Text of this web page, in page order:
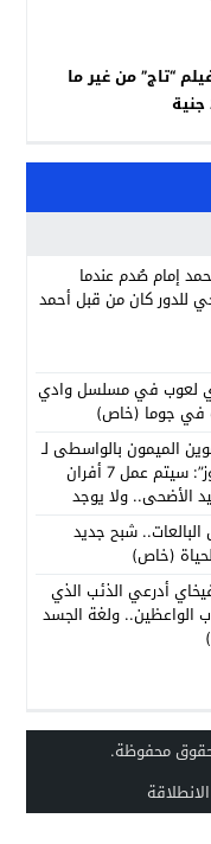
“تاج” من غير ما
إمام صُدم عندما
للدور كان من قبل أحمد
لعوب في مسلسل وادي
في جوما (خاص)
الميمون بالواسطى لـ
“الانطلاقة نيوز”: سيتم عمل 7 أفران
الأضحى.. ولا يوجد
جديدة على بطاقات
البالعات.. شبح جديد
(خاص)
أدرعي الذئب الذي
الواعظين.. ولغة الجسد